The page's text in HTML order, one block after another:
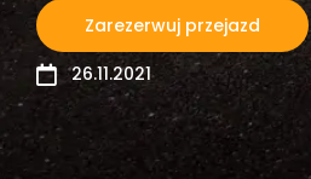
Zarezerwuj przejazd
26.11.2021